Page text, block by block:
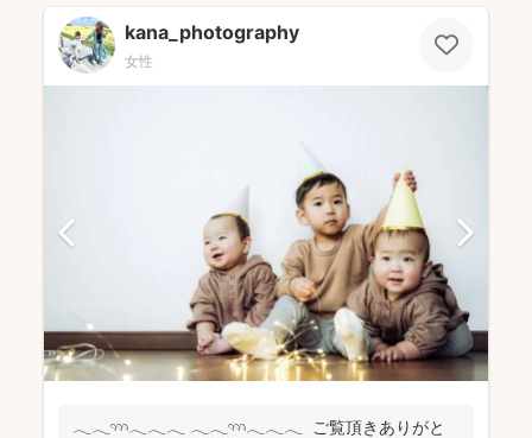
kana_photography
女性
𓂃𓂃𓄺𓂃𓂃𓂃 𓂃𓂃𓄺𓂃𓂃𓂃 ご覧頂きありがと